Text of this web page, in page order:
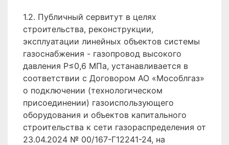
1.2. Публичный сервитут в целях
строительства, реконструкции,
эксплуатации линейных объектов системы
газоснабжения - газопровод высокого
давления P≤0,6 МПа, устанавливается в
соответствии с Договором АО «Мособлгаз»
о подключении (технологическом
присоединении) газоиспользующего
оборудования и объектов капитального
строительства к сети газораспределения от
23.04.2024 № 00/167-Г12241-24, на